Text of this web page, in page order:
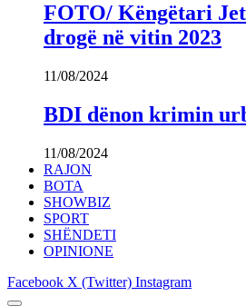
FOTO/ Këngëtari
drogë në vitin 2023
11/08/2024
BDI dënon krimin
11/08/2024
RAJON
BOTA
SHOWBIZ
SPORT
SHËNDETI
OPINIONE
Facebook X (Twitter) Instagram